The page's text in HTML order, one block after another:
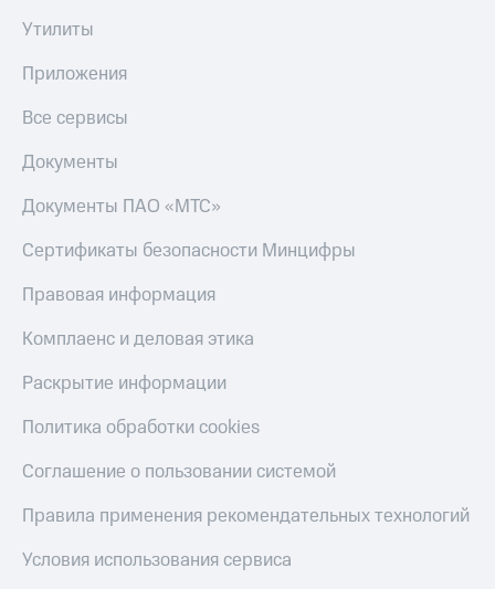
Утилиты
Приложения
Все сервисы
Документы
Документы ПАО «МТС»
Сертификаты безопасности Минцифры
Правовая информация
Комплаенс и деловая этика
Раскрытие информации
Политика обработки cookies
Соглашение о пользовании системой
Правила применения рекомендательных технологий
Условия использования сервиса